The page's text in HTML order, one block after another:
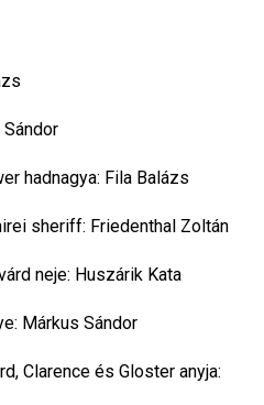
hadnagya: Fila Balázs
sheriff: Friedenthal Zoltán
neje: Huszárik Kata
Márkus Sándor
Clarence és Gloster anyja: